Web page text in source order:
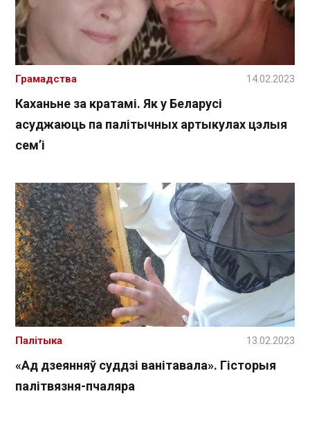
Каханьне за кратамі. Як у Беларусі
асуджаюць па палітычных артыкулах цэлыя
сем’і
Грамадства 14.02.2023
«Ад дзеянняў суддзі ванітавала». Гісторыя
палітвязня-пчаляра
Палітыка 13.02.2023